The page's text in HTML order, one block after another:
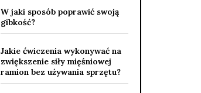
W jaki sposób poprawić swoją
gibkość?
Jakie ćwiczenia wykonywać na
zwiększenie siły mięśniowej
ramion bez używania sprzętu?